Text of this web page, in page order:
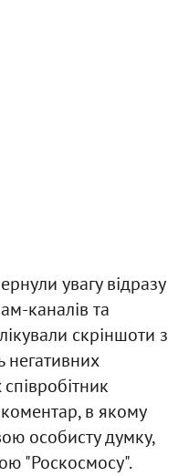
увагу відразу
каналів та
скріншоти з
негативних
в якому
особисту думку,
"Роскосмосу".